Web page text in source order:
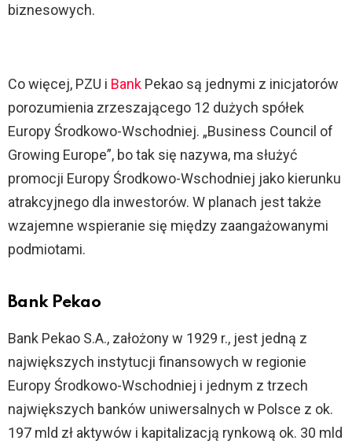
biznesowych.
Co więcej, PZU i Bank Pekao są jednymi z inicjatorów
porozumienia zrzeszającego 12 dużych spółek
Europy Środkowo-Wschodniej. „Business Council of
Growing Europe”, bo tak się nazywa, ma służyć
promocji Europy Środkowo-Wschodniej jako kierunku
atrakcyjnego dla inwestorów. W planach jest także
wzajemne wspieranie się między zaangażowanymi
podmiotami.
Bank Pekao
Bank Pekao S.A., założony w 1929 r., jest jedną z
największych instytucji finansowych w regionie
Europy Środkowo-Wschodniej i jednym z trzech
największych banków uniwersalnych w Polsce z ok.
197 mld zł aktywów i kapitalizacją rynkową ok. 30 mld